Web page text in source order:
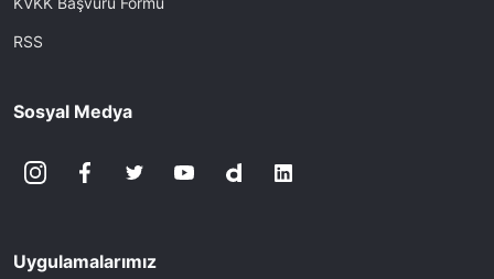
RSS
Sosyal Medya
Uygulamalarımız